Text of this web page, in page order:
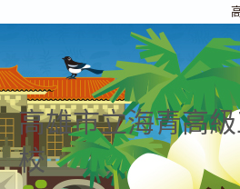
高雄市立海青高
校